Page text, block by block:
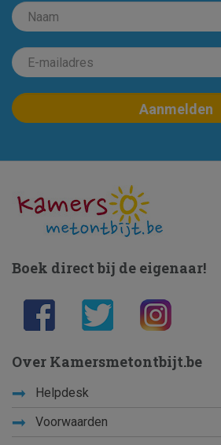
Boek direct bij de eigenaar!
Over Kamersmetontbijt.be
Helpdesk
Voorwaarden